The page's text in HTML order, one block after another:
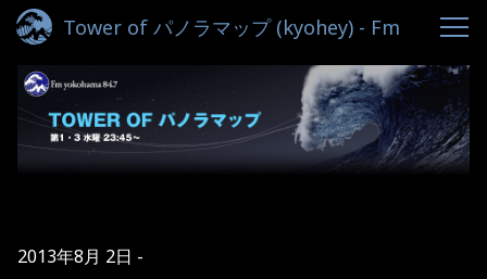
Tower of パノラマップ (kyohey) - Fm
yokohama 84.7
2013年8月 2日